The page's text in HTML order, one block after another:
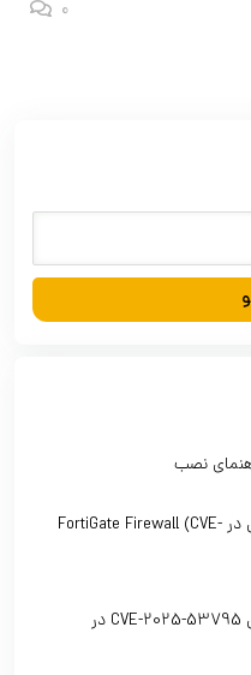
0
هشدار امنیتی فوری: آسیب‌پذیری بحرانی در FortiGate Firewall (CVE-
هشدار امنیتی فوری: آسیب‌پذیری بحرانی CVE-2025-53795 در